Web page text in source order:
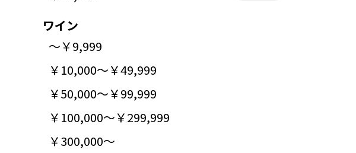
ワイン
～￥9,999
￥10,000～￥49,999
￥50,000～￥99,999
￥100,000～￥299,999
￥300,000～